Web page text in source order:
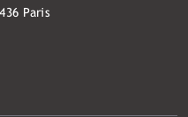
Paris